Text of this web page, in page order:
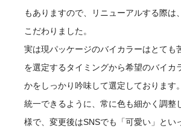
もありますので、リニューアルする際は
こだわりました。
実は現パッケージのバイカラーはとても
を選定するタイミングから希望のバイカ
かをしっかり吟味して選定しております
統一できるように、常に色も細かく調整
様で、変更後はSNSでも「可愛い」とい